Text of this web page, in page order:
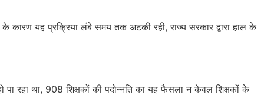
कारण यह प्रक्रिया लंबे समय तक अटकी रही, राज्य सरकार द्वारा हाल के
रहा था, 908 शिक्षकों की पदोन्नति का यह फैसला न केवल शिक्षकों के